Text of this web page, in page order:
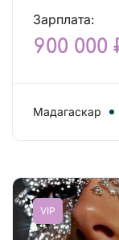
Зарплата:
900 000
Мадагаскар
VIP